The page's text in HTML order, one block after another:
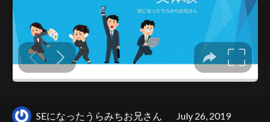
SEになったうらみちお兄さん July 26, 2019